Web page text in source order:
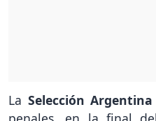
La Selección